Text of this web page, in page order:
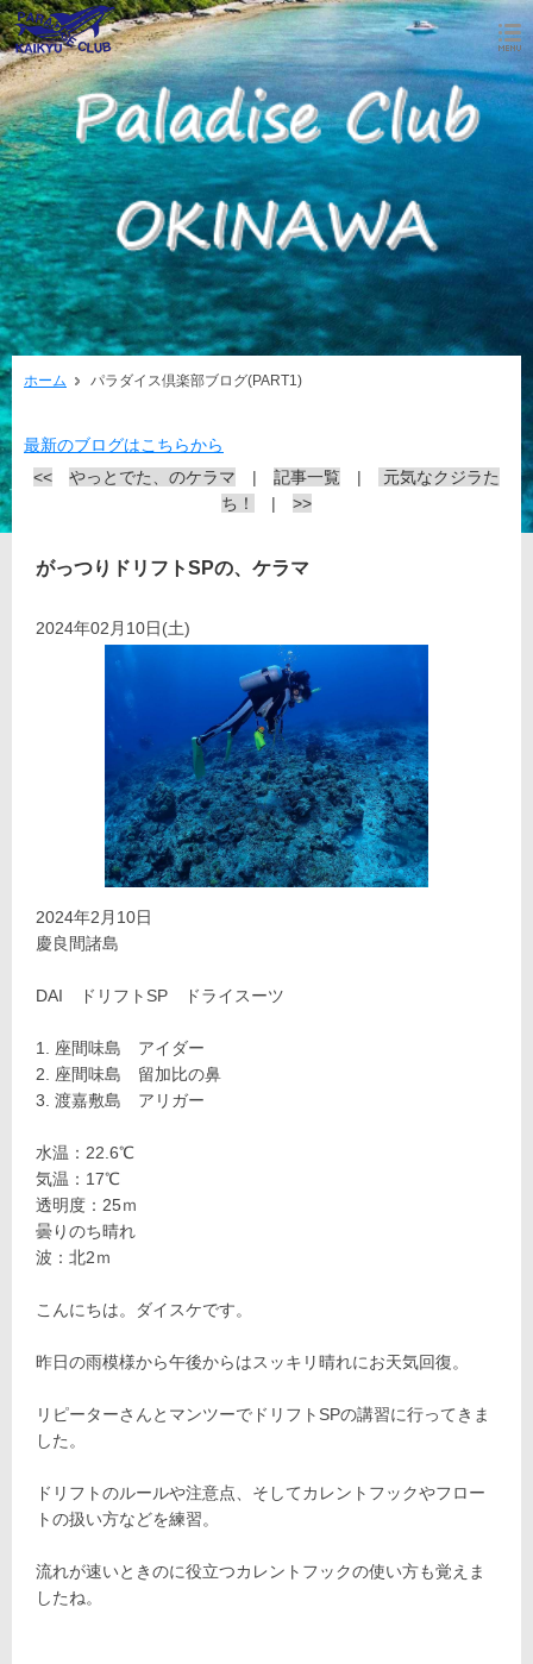
ホーム パラダイス倶楽部ブログ(PART1)
最新のブログはこちらから
<<
やっとでた、のケラマ | 記事一覧 |
元気なクジラた
ち！
| >>
がっつりドリフトSPの、ケラマ
2024年02月10日(土)
2024年2月10日
慶良間諸島
DAI ドリフトSP ドライスーツ
座間味島 アイダー
座間味島 留加比の鼻
渡嘉敷島 アリガー
水温：22.6℃
気温：17℃
透明度：25ｍ
曇りのち晴れ
波：北2ｍ
こんにちは。ダイスケです。
昨日の雨模様から午後からはスッキリ晴れにお天気回復。
リピーターさんとマンツーでドリフトSPの講習に行ってきま
した。
ドリフトのルールや注意点、そしてカレントフックやフロー
トの扱い方などを練習。
流れが速いときのに役立つカレントフックの使い方も覚えま
したね。